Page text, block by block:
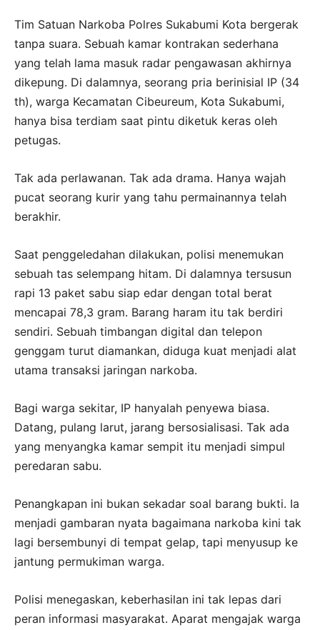
Tim Satuan Narkoba Polres Sukabumi Kota bergerak
tanpa suara. Sebuah kamar kontrakan sederhana
yang telah lama masuk radar pengawasan akhirnya
dikepung. Di dalamnya, seorang pria berinisial IP (34
th), warga Kecamatan Cibeureum, Kota Sukabumi,
hanya bisa terdiam saat pintu diketuk keras oleh
petugas.
Tak ada perlawanan. Tak ada drama. Hanya wajah
pucat seorang kurir yang tahu permainannya telah
berakhir.
Saat penggeledahan dilakukan, polisi menemukan
sebuah tas selempang hitam. Di dalamnya tersusun
rapi 13 paket sabu siap edar dengan total berat
mencapai 78,3 gram. Barang haram itu tak berdiri
sendiri. Sebuah timbangan digital dan telepon
genggam turut diamankan, diduga kuat menjadi alat
utama transaksi jaringan narkoba.
Bagi warga sekitar, IP hanyalah penyewa biasa.
Datang, pulang larut, jarang bersosialisasi. Tak ada
yang menyangka kamar sempit itu menjadi simpul
peredaran sabu.
Penangkapan ini bukan sekadar soal barang bukti. Ia
menjadi gambaran nyata bagaimana narkoba kini tak
lagi bersembunyi di tempat gelap, tapi menyusup ke
jantung permukiman warga.
Polisi menegaskan, keberhasilan ini tak lepas dari
peran informasi masyarakat. Aparat mengajak warga